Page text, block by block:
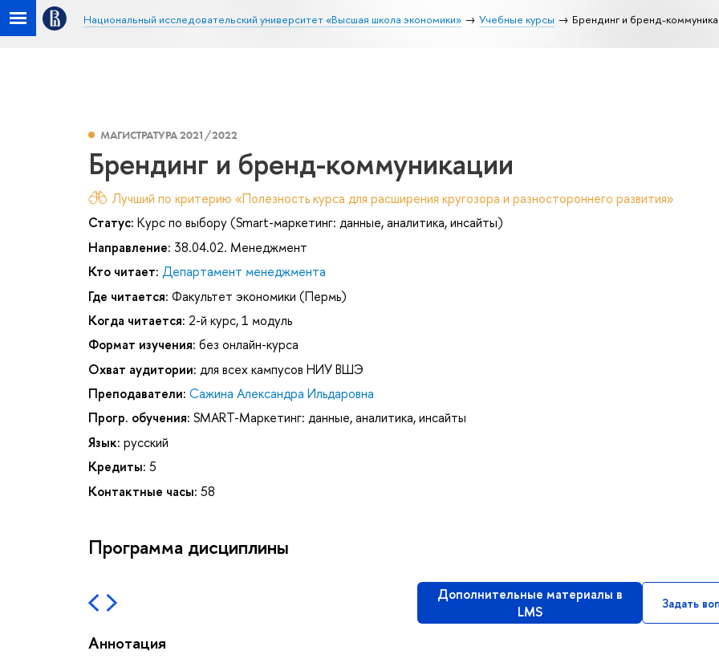
Национальный исследовательский университет «Высшая школа экономики» Учебные курсы Брендинг и бренд-
МАГИСТРАТУРА 2021/2022
Брендинг и бренд-коммуникации
Лучший по критерию «Полезность курса для расширения кругозора и разностороннего развития»
Статус: Курс по выбору (Smart-маркетинг: данные, аналитика, инсайты)
Направление: 38.04.02. Менеджмент
Кто читает: Департамент менеджмента
Где читается: Факультет экономики (Пермь)
Когда читается: 2-й курс, 1 модуль
Формат изучения: без онлайн-курса
Охват аудитории: для всех кампусов НИУ ВШЭ
Преподаватели: Сажина Александра Ильдаровна
Прогр. обучения: SMART-Маркетинг: данные, аналитика, инсайты
Язык: русский
Кредиты: 5
Контактные часы: 58
Программа дисциплины
Дополнительные материалы в
LMS
Задать
Аннотация